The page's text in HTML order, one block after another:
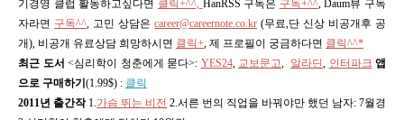
기경영 클럽 활동하고싶다면 클릭+^^, HanRSS 구독은 구독+^^, Daum뷰 구독
자라면 구독^^, 고민 상담은 career@careernote.co.kr (무료,단 신상 비공개후 공
개), 비공개 유료상담 희망하시면 클릭+, 제 프로필이 궁금하다면 클릭^^*
최근 도서 <심리학이 청춘에게 묻다>: YES24, 교보문고, 알라딘, 인터파크 앱
으로 구매하기 (1.99$) : 클릭
2011년 출간작1.가슴 뛰는 비전 2.서른 번의 직업을 바꿔야만 했던 남자: 7월경